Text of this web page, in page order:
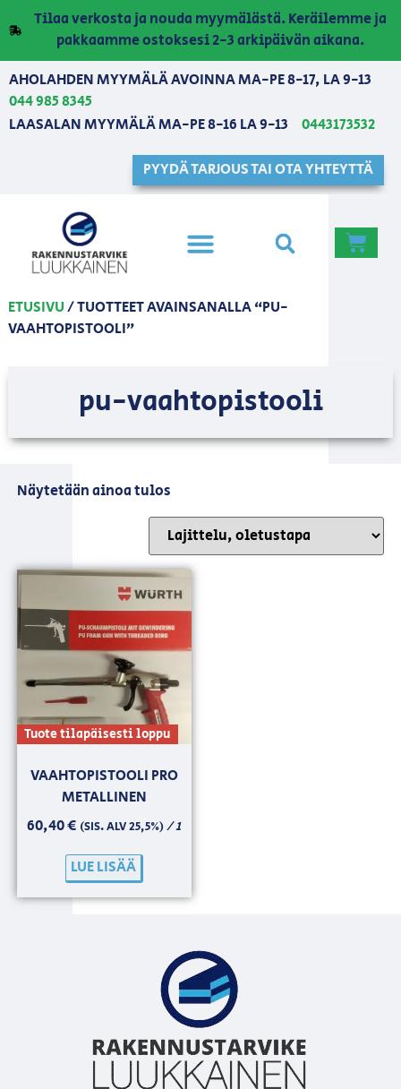
Tilaa verkosta ja nouda myymälästä. Keräilemme ja
pakkaamme ostoksesi 2-3 arkipäivän aikana.
AHOLAHDEN MYYMÄLÄ AVOINNA MA-PE 8-17, LA 9-13
044 985 8345
LAASALAN MYYMÄLÄ MA-PE 8-16 LA 9-13
0443173532
PYYDÄ TARJOUS TAI OTA YHTEYTTÄ
ETUSIVU/ TUOTTEET AVAINSANALLA “PU-
VAAHTOPISTOOLI”
pu-vaahtopistooli
Näytetään ainoa tulos
Tuote tilapäisesti loppu
VAAHTOPISTOOLI PRO
METALLINEN
60,40€ (SIS. ALV 25,5%)/ 1
LUE LISÄÄ